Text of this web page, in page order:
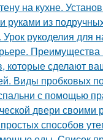
на кухне.
руками из
рукоделия для
Преимущества
которые сделают
Виды пробковых
с помощью
двери
способов